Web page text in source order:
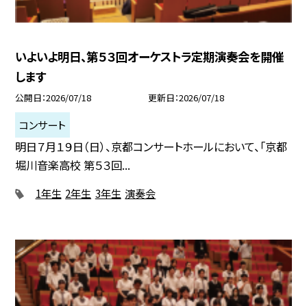
いよいよ明日、第５３回オーケストラ定期演奏会を開催
します
公開日 2026/07/18 更新日 2026/07/18
コンサート
明日７月１９日（日）、京都コンサートホールにおいて、「京都
堀川音楽高校 第５３回...
1年生 2年生 3年生 演奏会